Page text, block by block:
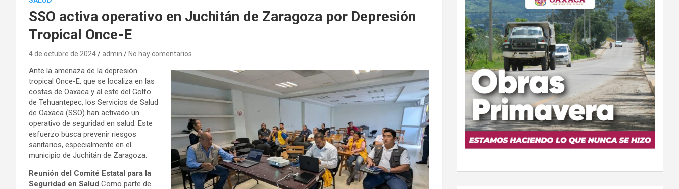
SSO activa operativo en Juchitán de Zaragoza por Depresión
Tropical Once-E
4 de octubre de 2024 admin No hay comentarios
Ante la amenaza de la depresión
tropical Once-E, que se localiza en las
costas de Oaxaca y al este del Golfo
de Tehuantepec, los Servicios de Salud
de Oaxaca (SSO) han activado un
operativo de seguridad en salud. Este
esfuerzo busca prevenir riesgos
sanitarios, especialmente en el
municipio de Juchitán de Zaragoza.
Reunión del Comité Estatal para la
Seguridad en Salud Como parte de